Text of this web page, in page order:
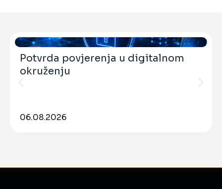
Potvrda povjerenja u digitalnom
okruženju
06.08.2026